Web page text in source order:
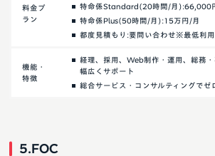
料金プ
ラン
特命係Standard(20時間/月):66,000
特命係Plus(50時間/月):15万円/月
都度見積もり:要問い合わせ※最低利
機能・
特徴
経理、採用、Web制作・運用、総務
幅広くサポート
総合サービス・コンサルティングでゼ
5.FOC